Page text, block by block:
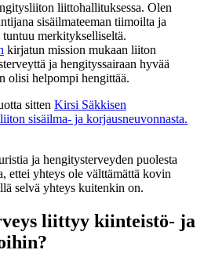
liittohallituksessa. Olen
sisäilmateeman tiimoilta ja
merkitykselliseltä.
kirjatun mission mukaan liiton
ja hengityssairaan hyvää
olisi helpompi hengittää.
sitten Kirsi Säkkisen
sisäilma- ja korjausneuvonnasta.
ja hengitysterveyden puolesta
ettei yhteys ole välttämättä kovin
selvä yhteys kuitenkin on.
liittyy kiinteistö- ja